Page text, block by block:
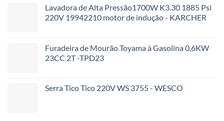
Lavadora de Alta Pressão1700W K3.30 1885 Psi
220V 19942210 motor de indução - KARCHER
Furadeira de Mourão Toyama à Gasolina 0,6KW
23CC 2T -TPD23
Serra Tico Tico 220V WS 3755 - WESCO